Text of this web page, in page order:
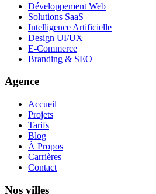
Développement Web
Solutions SaaS
Intelligence Artificielle
Design UI/UX
E-Commerce
Branding & SEO
Agence
Accueil
Projets
Tarifs
Blog
À Propos
Carrières
Contact
Nos villes